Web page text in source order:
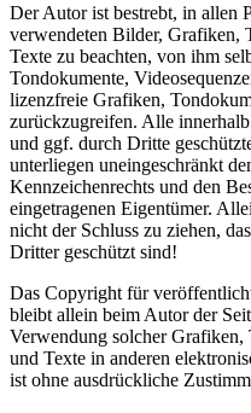
Der Autor ist bestrebt, in allen
verwendeten Bilder, Grafiken,
Texte zu beachten, von ihm
Tondokumente,
lizenzfreie Grafiken,
zurückzugreifen. Alle innerhalb
und ggf. durch Dritte
unterliegen uneingeschränkt
Kennzeichenrechts und den
eingetragenen Eigentümer.
nicht der Schluss zu ziehen,
Dritter geschützt sind!
Das Copyright für
bleibt allein beim Autor der
Verwendung solcher Grafiken,
und Texte in anderen
ist ohne ausdrückliche